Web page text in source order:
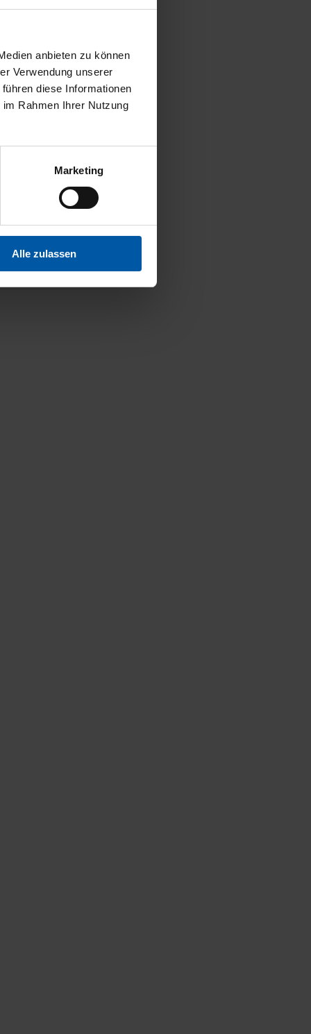
anbieten zu können
Verwendung unserer
diese Informationen
Rahmen Ihrer Nutzung
Marketing
Alle zulassen